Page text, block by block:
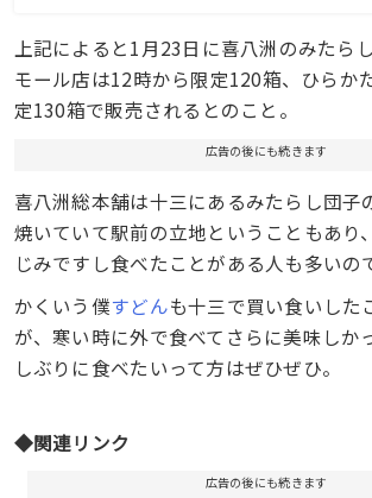
上記によると1月23日に喜八洲のみたら
モール店は12時から限定120箱、ひらか
定130箱で販売されるとのこと。
広告の後にも続きます
喜八洲総本舗は十三にあるみたらし団子
焼いていて駅前の立地ということもあり
じみですし食べたことがある人も多いの
かくいう僕すどんも十三で買い食いした
が、寒い時に外で食べてさらに美味しか
しぶりに食べたいって方はぜひぜひ。
◆関連リンク
広告の後にも続きます